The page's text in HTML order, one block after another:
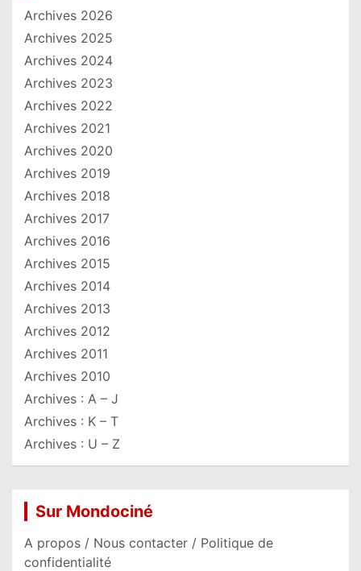
Archives 2026
Archives 2025
Archives 2024
Archives 2023
Archives 2022
Archives 2021
Archives 2020
Archives 2019
Archives 2018
Archives 2017
Archives 2016
Archives 2015
Archives 2014
Archives 2013
Archives 2012
Archives 2011
Archives 2010
Archives : A – J
Archives : K – T
Archives : U – Z
Sur Mondociné
A propos / Nous contacter / Politique de
confidentialité